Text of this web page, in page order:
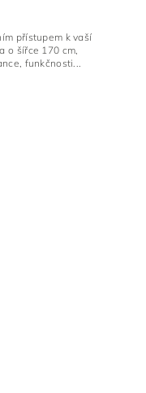
přístupem k vaší
o šířce 170 cm,
funkčnosti...